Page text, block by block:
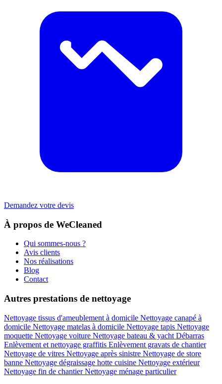
Demandez votre devis
À propos de WeCleaned
Qui sommes-nous ?
Avis clients
Nos réalisations
Blog
Contact
Autres prestations de nettoyage
Nettoyage tissus d'ameublement à domicile Nettoyage canapé à
domicile Nettoyage matelas à domicile Nettoyage tapis Nettoyage
moquette Nettoyage voiture Nettoyage bateau & yacht Débarras
Enlèvement et nettoyage graffitis Enlèvement gravats de chantier
Nettoyage de vitres Nettoyage après sinistre Nettoyage de store
banne Nettoyage dégraissage hotte cuisine Nettoyage extérieur
Nettoyage fin de chantierNettoyage ménage particulier